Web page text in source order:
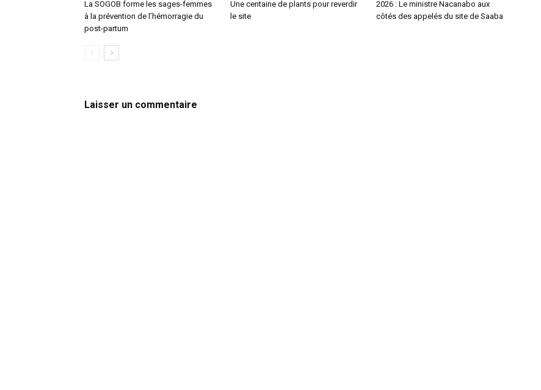
La SOGOB forme les sages-femmes
à la prévention de l’hémorragie du
post-partum
Une centaine de plants pour reverdir
le site
2026 : Le ministre Nacanabo aux
côtés des appelés du site de Saaba
Laisser un commentaire